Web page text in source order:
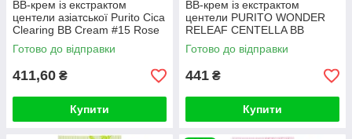
BB-крем із екстрактом
центели азіатської Purito Cica
Clearing BB Cream #15 Rose
Ivory 30ml
Готово до відправки
411,60 ₴
Купити
BB-крем із екстрактом
центели PURITO WONDER
RELEAF CENTELLA BB
Cream #13 Neutral Ivory 30ml
Готово до відправки
441 ₴
Купити